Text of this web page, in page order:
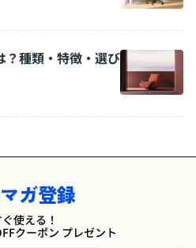
？種類・特徴・選び
ガ登録
使える！
クーポン プレゼント